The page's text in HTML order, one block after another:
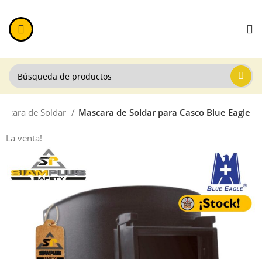
de Soldar Mascara de Soldar para Casco Blue Eagle
La venta!